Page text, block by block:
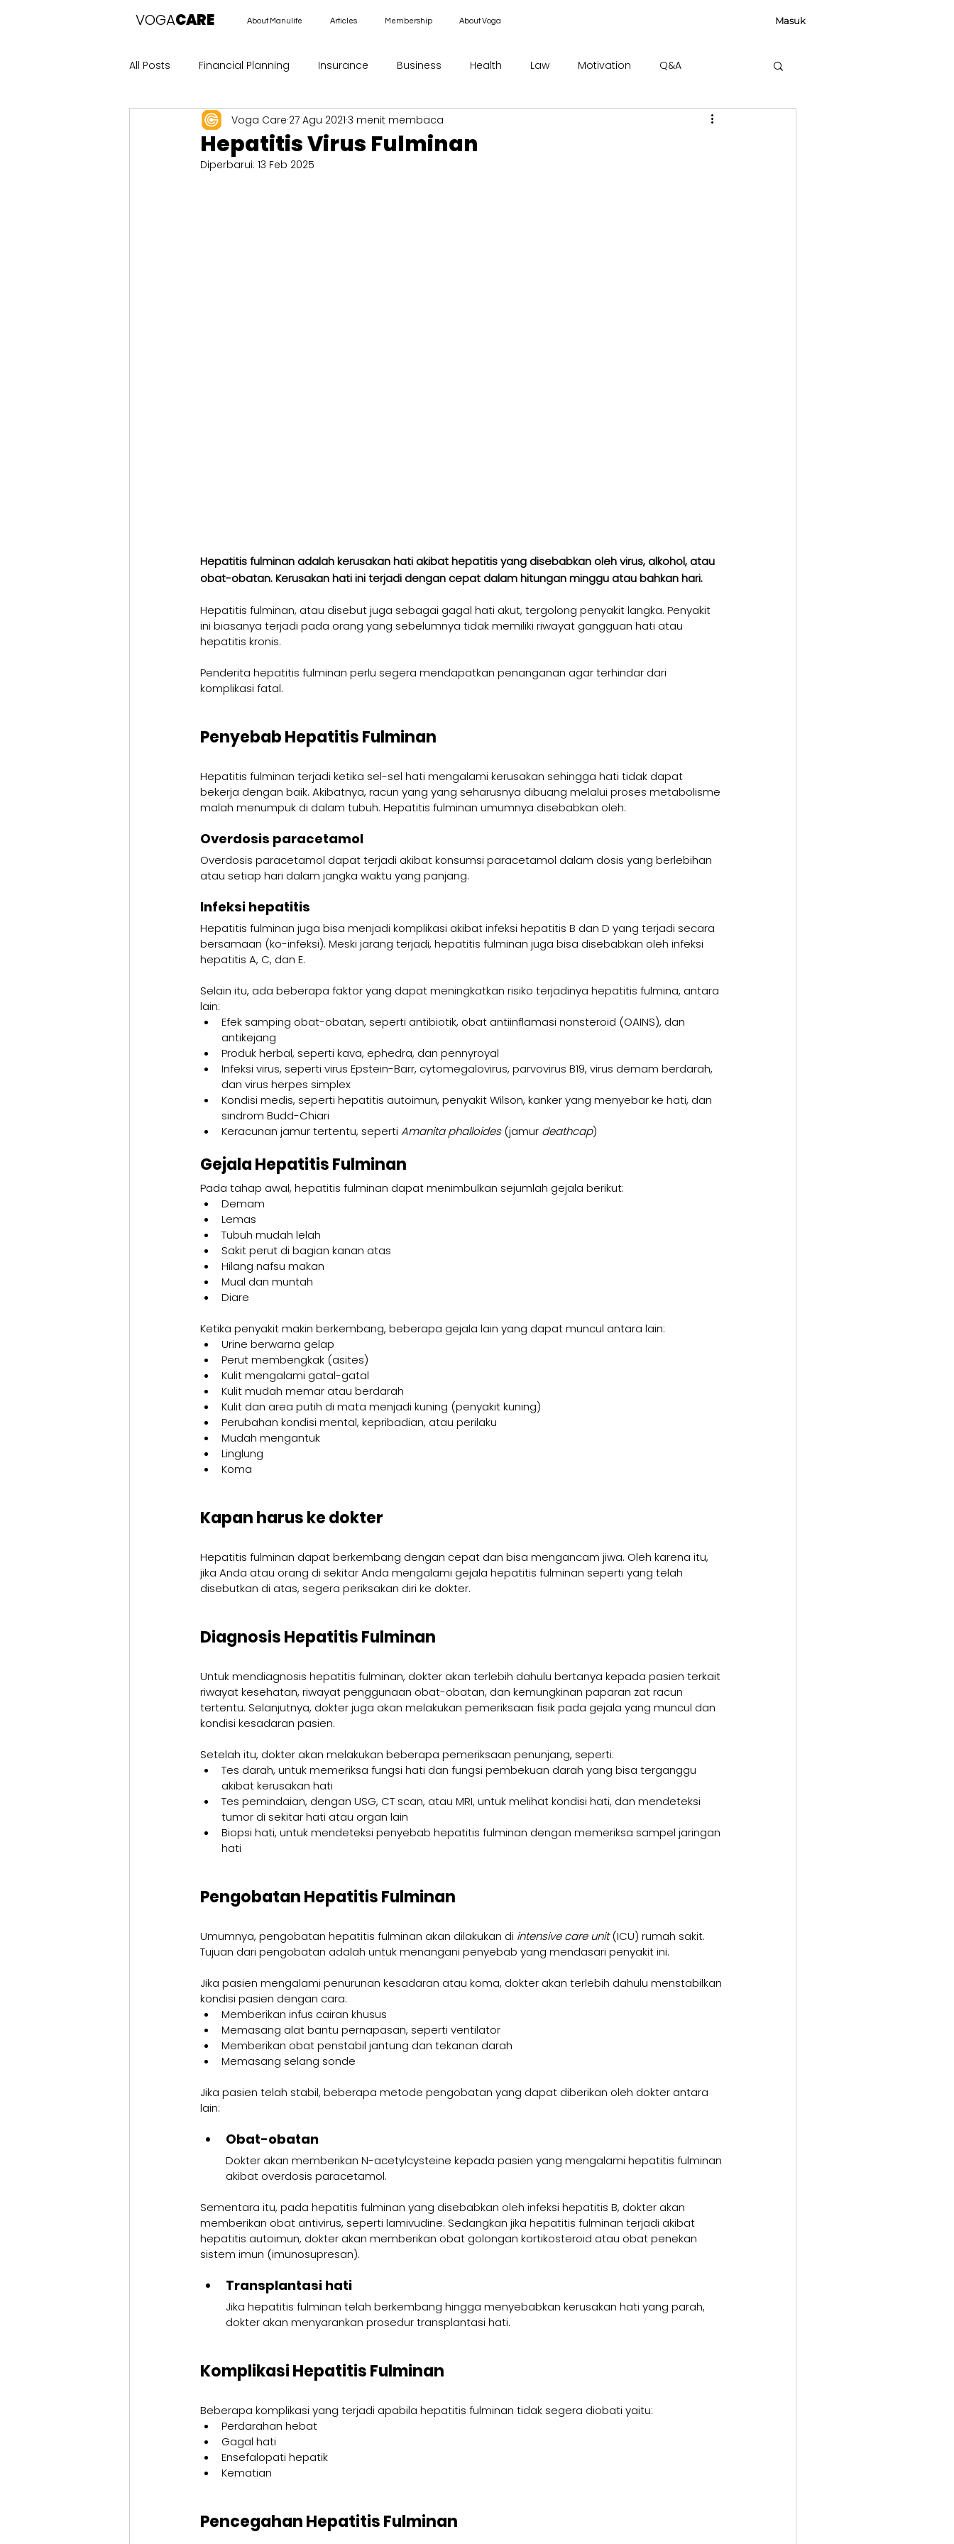
VOGACARE About Manulife Articles Membership About Voga Masuk
All Posts Financial Planning Insurance Business Health Law Motivation Q&A
Hepatitis Virus Fulminan
Voga Care 27 Agu 2021 3 menit membaca
Diperbarui: 13 Feb 2025
Hepatitis fulminan adalah kerusakan hati akibat hepatitis yang disebabkan oleh virus, alkohol, atau
obat-obatan. Kerusakan hati ini terjadidengan cepat dalam hitungan minggu atau bahkan hari.
Hepatitis fulminan, atau disebut juga sebagai gagal hati akut, tergolong penyakit langka. Penyakit
ini biasanya terjadi pada orang yang sebelumnya tidak memiliki riwayat gangguan hati atau
hepatitis kronis.
Penderita hepatitis fulminan perlu segera mendapatkan penanganan agar terhindar dari
komplikasi fatal.
Penyebab Hepatitis Fulminan
Hepatitis fulminan terjadi ketika sel-sel hati mengalami kerusakan sehingga hati tidak dapat
bekerja dengan baik. Akibatnya, racun yang yang seharusnya dibuang melalui proses metabolisme
malah menumpuk di dalam tubuh. Hepatitis fulminan umumnya disebabkan oleh:
Overdosis paracetamol
Overdosis paracetamol dapat terjadi akibat konsumsi paracetamol dalam dosis yang berlebihan
atau setiap hari dalam jangka waktu yang panjang.
Infeksi hepatitis
Hepatitis fulminan juga bisa menjadi komplikasi akibat infeksi hepatitis B dan D yang terjadi secara
bersamaan (ko-infeksi). Meski jarang terjadi, hepatitis fulminan juga bisa disebabkan oleh infeksi
hepatitis A, C, dan E.
Selain itu, ada beberapa faktor yang dapat meningkatkan risiko terjadinya hepatitis fulmina, antara
lain:
Efek samping obat-obatan, seperti antibiotik, obat antiinflamasi nonsteroid (OAINS), dan
antikejang
Produk herbal, seperti kava, ephedra, dan pennyroyal
Infeksi virus, seperti virus Epstein-Barr, cytomegalovirus, parvovirus B19, virus demam berdarah,
dan virus herpes simplex
Kondisi medis, seperti hepatitis autoimun, penyakit Wilson, kanker yang menyebar ke hati, dan
sindrom Budd-Chiari
Keracunan jamur tertentu, seperti Amanita phalloides (jamur deathcap)
Gejala Hepatitis Fulminan
Pada tahap awal, hepatitis fulminan dapat menimbulkan sejumlah gejala berikut:
Demam
Lemas
Tubuh mudah lelah
Sakit perut di bagian kanan atas
Hilang nafsu makan
Mual dan muntah
Diare
Ketika penyakit makin berkembang, beberapa gejala lain yang dapat muncul antara lain:
Urine berwarna gelap
Perut membengkak (asites)
Kulit mengalami gatal-gatal
Kulit mudah memar atau berdarah
Kulit dan area putih di mata menjadi kuning (penyakit kuning)
Perubahan kondisi mental, kepribadian, atau perilaku
Mudah mengantuk
Linglung
Koma
Kapan harus ke dokter
Hepatitis fulminan dapat berkembang dengan cepat dan bisa mengancam jiwa. Oleh karena itu,
jika Anda atau orang di sekitar Anda mengalami gejala hepatitis fulminan seperti yang telah
disebutkan di atas, segera periksakan diri ke dokter.
Diagnosis Hepatitis Fulminan
Untuk mendiagnosis hepatitis fulminan, dokter akan terlebih dahulu bertanya kepada pasien terkait
riwayat kesehatan, riwayat penggunaan obat-obatan, dan kemungkinan paparan zat racun
tertentu. Selanjutnya, dokter juga akan melakukan pemeriksaan fisik pada gejala yang muncul dan
kondisi kesadaran pasien.
Setelah itu, dokter akan melakukan beberapa pemeriksaan penunjang, seperti:
Tes darah, untuk memeriksa fungsi hati dan fungsi pembekuan darah yang bisa terganggu
akibat kerusakan hati
Tes pemindaian, dengan USG, CT scan, atau MRI, untuk melihat kondisi hati, dan mendeteksi
tumor di sekitar hati atau organ lain
Biopsi hati, untuk mendeteksi penyebab hepatitis fulminan dengan memeriksa sampel jaringan
hati
Pengobatan Hepatitis Fulminan
Umumnya, pengobatan hepatitis fulminan akan dilakukan di intensive care unit (ICU) rumah sakit.
Tujuan dari pengobatan adalah untuk menangani penyebab yang mendasari penyakit ini.
Jika pasien mengalami penurunan kesadaran atau koma, dokter akan terlebih dahulu menstabilkan
kondisi pasien dengan cara:
Memberikan infus cairan khusus
Memasang alat bantu pernapasan, seperti ventilator
Memberikan obat penstabil jantung dan tekanan darah
Memasang selang sonde
Jika pasien telah stabil, beberapa metode pengobatan yang dapat diberikan oleh dokter antara
lain:
Obat-obatan
Dokter akan memberikan N-acetylcysteine kepada pasien yang mengalami hepatitis fulminan
akibat overdosis paracetamol.
Sementara itu, pada hepatitis fulminan yang disebabkan oleh infeksi hepatitis B, dokter akan
memberikan obat antivirus, seperti lamivudine. Sedangkan jika hepatitis fulminan terjadi akibat
hepatitis autoimun, dokter akan memberikan obat golongan kortikosteroid atau obat penekan
sistem imun (imunosupresan).
Transplantasi hati
Jika hepatitis fulminan telah berkembang hingga menyebabkan kerusakan hati yang parah,
dokter akan menyarankan prosedur transplantasi hati.
Komplikasi Hepatitis Fulminan
Beberapa komplikasi yang terjadi apabila hepatitis fulminan tidak segera diobati yaitu:
Perdarahan hebat
Gagal hati
Ensefalopati hepatik
Kematian
Pencegahan Hepatitis Fulminan